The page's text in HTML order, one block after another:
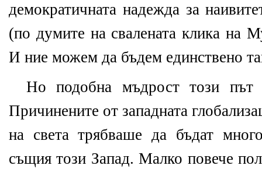
демократичната надежда за
(по думите на свалената клика на
И ние можем да бъдем единствено
Но подобна мъдрост този
Причинените от западната
на света трябваше да бъдат
същия този Запад. Малко повече